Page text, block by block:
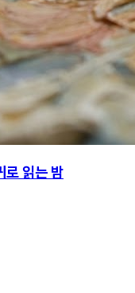
읽는 밤